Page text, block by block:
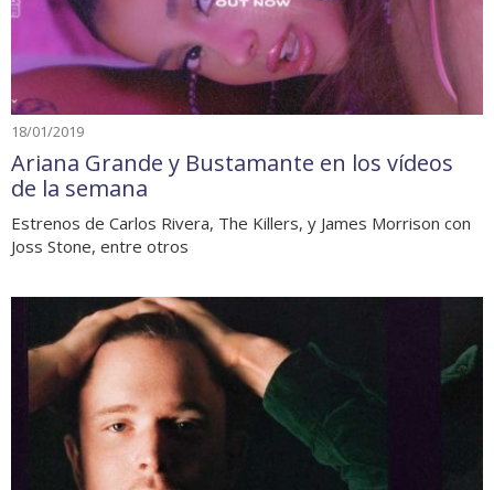
18/01/2019
Ariana Grande y Bustamante en los vídeos
de la semana
Estrenos de Carlos Rivera, The Killers, y James Morrison con
Joss Stone, entre otros